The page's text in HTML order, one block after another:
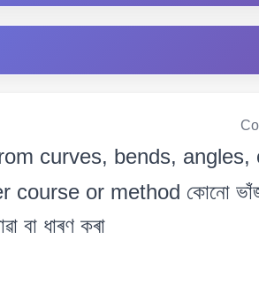
curves, bends, angles,
or method কোনো ভাঁজ,
বা ধাৰণ কৰা